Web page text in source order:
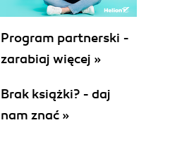
Program partnerski -
zarabiaj więcej »
Brak książki? - daj
nam znać »